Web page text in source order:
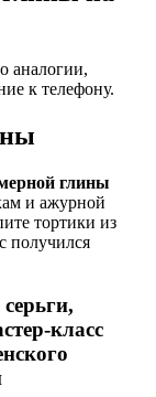
аналогии,
к телефону.
глины
и ажурной
тортики из
получился
класс